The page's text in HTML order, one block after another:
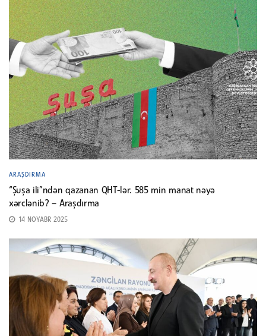
ARAŞDIRMA
“Şuşa ili”ndən qazanan QHT-lər. 585 min manat nəyə
xərclənib? – Araşdırma
14 NOYABR 2025